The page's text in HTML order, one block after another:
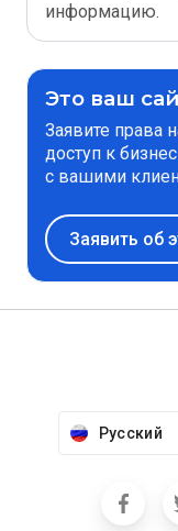
информацию.
Это ваш
Заявите права
доступ к
с вашими
Заявить об
Русский